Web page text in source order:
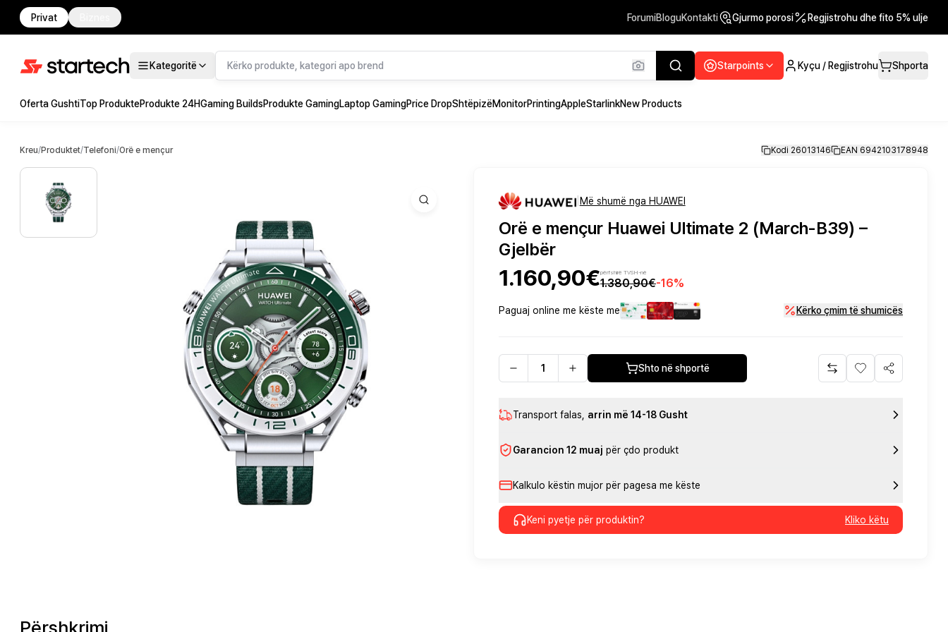
Privat ForumiBloguKontakti Gjurmo porosi Regjistrohu dhe fito 5% ulje
Kategoritë Starpoints Kyçu / Regjistrohu Shporta
Oferta GushtiTop ProdukteProdukte 24HGaming BuildsProdukte GamingLaptop GamingPrice DropShtëpizëMonitorPrintingAppleStarlinkNew Products
Kreu/Produktet/Telefoni/Orë e mençur Kodi 26013146 EAN 6942103178948
| Më shumë nga HUAWEI
Orë e mençur Huawei Ultimate 2 (March-B39) –
Gjelbër
1.160,90€përfshirë TVSH-në
1.380,90€-16%
Paguaj online me këste me Kërko çmim të shumicës
Shto në shportë
Transport falas arrin më 14-18 Gusht
Garancion 12 muaj për çdo produkt
Kalkulo këstin mujor për pagesa me këste
Keni pyetje për produktin? Kliko këtu
Përshkrimi